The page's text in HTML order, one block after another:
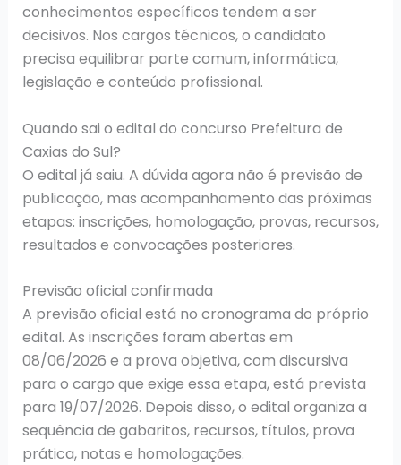
conhecimentos específicos tendem a ser
decisivos. Nos cargos técnicos, o candidato
precisa equilibrar parte comum, informática,
legislação e conteúdo profissional.
Quando sai o edital do concurso Prefeitura de
Caxias do Sul?
O edital já saiu. A dúvida agora não é previsão de
publicação, mas acompanhamento das próximas
etapas: inscrições, homologação, provas, recursos,
resultados e convocações posteriores.
Previsão oficial confirmada
A previsão oficial está no cronograma do próprio
edital. As inscrições foram abertas em
08/06/2026 e a prova objetiva, com discursiva
para o cargo que exige essa etapa, está prevista
para 19/07/2026. Depois disso, o edital organiza a
sequência de gabaritos, recursos, títulos, prova
prática, notas e homologações.